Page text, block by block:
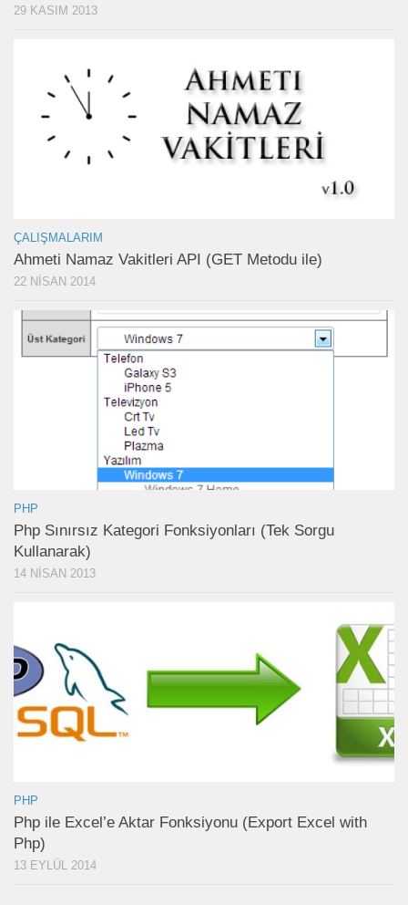
29 KASIM 2013
ÇALIŞMALARIM
Ahmeti Namaz Vakitleri API (GET Metodu ile)
22 NISAN 2014
PHP
Php Sınırsız Kategori Fonksiyonları (Tek Sorgu
Kullanarak)
14 NISAN 2013
PHP
Php ile Excel’e Aktar Fonksiyonu (Export Excel with
Php)
13 EYLÜL 2014